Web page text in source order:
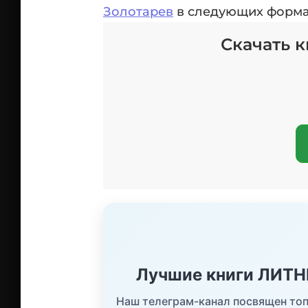
Золотарев в следующих
Скачать
Лучшие книги
Наш телеграм-канал посвящен